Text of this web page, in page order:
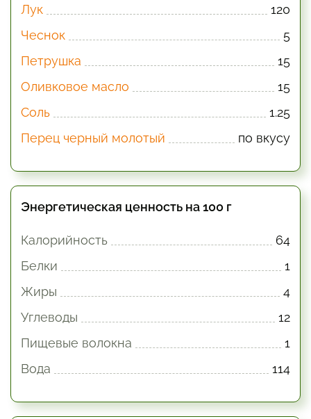
Лук
120
Чеснок
5
Петрушка
15
Оливковое масло
15
Соль
1.25
Перец черный молотый
по вкусу
Энергетическая ценность на 100 г
Калорийность
64
Белки
1
Жиры
4
Углеводы
12
Пищевые волокна
1
Вода
114